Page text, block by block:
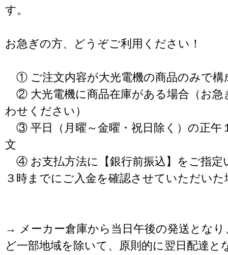
す。
お急ぎの方、どうぞご利用ください！
① ご注文内容が大光電機の商品のみで構
② 大光電機に商品在庫がある場合（お急
わせください）
③ 平日（月曜～金曜・祝日除く）の正午
文
④ お支払方法に【銀行前振込】をご指定
３時までにご入金を確認させていただいた
→ メーカー倉庫から当日午後の発送となり
ど一部地域を除いて、原則的に翌日配達と